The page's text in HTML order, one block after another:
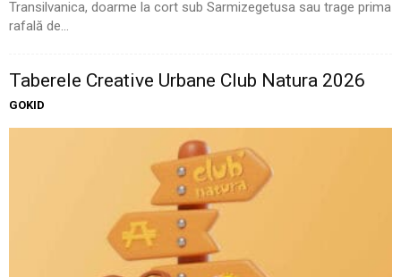
Transilvanica, doarme la cort sub Sarmizegetusa sau trage prima
rafală de...
Taberele Creative Urbane Club Natura 2026
GOKID